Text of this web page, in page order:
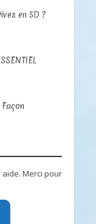
en 5D ?
Merci pour